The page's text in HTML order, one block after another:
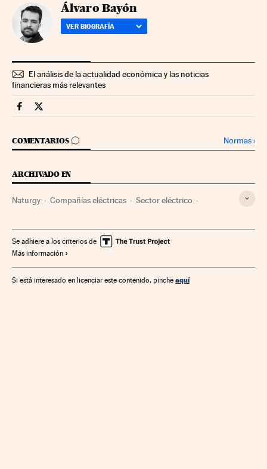
Álvaro Bayón
VER BIOGRAFÍA
El análisis de la actualidad económica y las noticias
financieras más relevantes
Companias Cinco Días en Facebook
Companias Cinco Días en Twitter
COMENTARIOS
IR A LOS COMENTARIOS Normas›
ARCHIVADO EN
Naturgy Compañías eléctricas Sector eléctrico
Se adhiere a los criterios de
Más información
Si está interesado en licenciar este contenido, pinche aquí